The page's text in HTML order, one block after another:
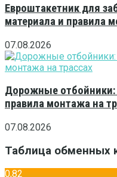
Евроштакетник для
материала и правила
07.08.2026
Дорожные
правила монтажа на
07.08.2026
Таблица обменных
0,82